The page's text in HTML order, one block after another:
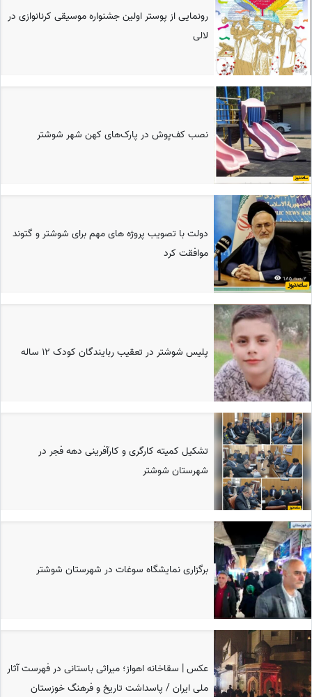
رونمایی از پوستر اولین جشنواره موسیقی کرنانوازی در
لالی
نصب کف‌پوش در پارک‌های کهن شهر شوشتر
دولت با تصویب پروژه های مهم برای شوشتر و گتوند
موافقت کرد
پلیس شوشتر در تعقیب ربایندگان کودک 12 ساله
تشکیل کمیته کارگری و کارآفرینی دهه فجر در
شهرستان شوشتر
برگزاری نمایشگاه سوغات در شهرستان شوشتر
عکس | سقاخانه اهواز؛ میراثی باستانی در فهرست آثار
ملی ایران / پاسداشت تاریخ و فرهنگ خوزستان